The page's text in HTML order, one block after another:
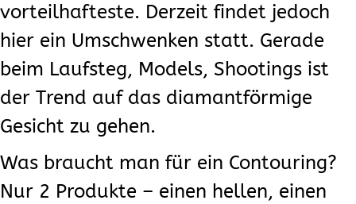
vorteilhafteste. Derzeit findet jedoch
hier ein Umschwenken statt. Gerade
beim Laufsteg, Models, Shootings ist
der Trend auf das diamantförmige
Gesicht zu gehen.
Was braucht man für ein Contouring?
Nur 2 Produkte – einen hellen, einen